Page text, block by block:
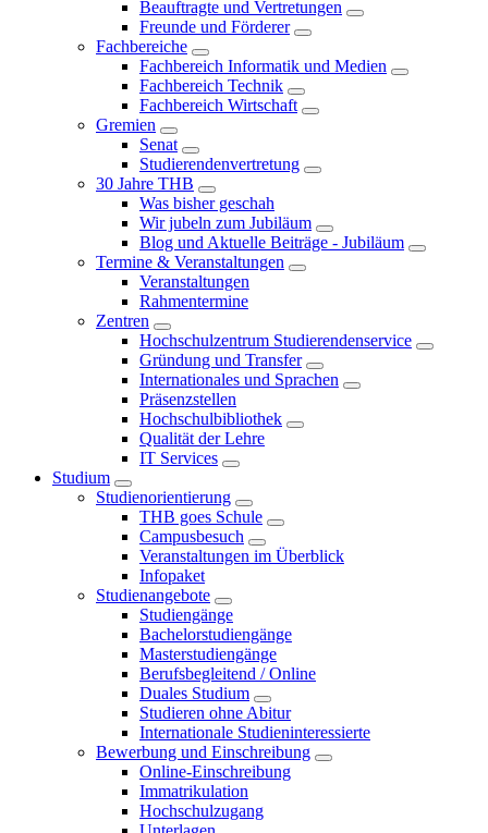
Beauftragte und Vertretungen
Freunde und Förderer
Fachbereiche
Fachbereich Informatik und Medien
Fachbereich Technik
Fachbereich Wirtschaft
Gremien
Senat
Studierendenvertretung
30 Jahre THB
Was bisher geschah
Wir jubeln zum Jubiläum
Blog und Aktuelle Beiträge - Jubiläum
Termine & Veranstaltungen
Veranstaltungen
Rahmentermine
Zentren
Hochschulzentrum Studierendenservice
Gründung und Transfer
Internationales und Sprachen
Präsenzstellen
Hochschulbibliothek
Qualität der Lehre
IT Services
Studium
Studienorientierung
THB goes Schule
Campusbesuch
Veranstaltungen im Überblick
Infopaket
Studienangebote
Studiengänge
Bachelorstudiengänge
Masterstudiengänge
Berufsbegleitend / Online
Duales Studium
Studieren ohne Abitur
Internationale Studieninteressierte
Bewerbung und Einschreibung
Online-Einschreibung
Immatrikulation
Hochschulzugang